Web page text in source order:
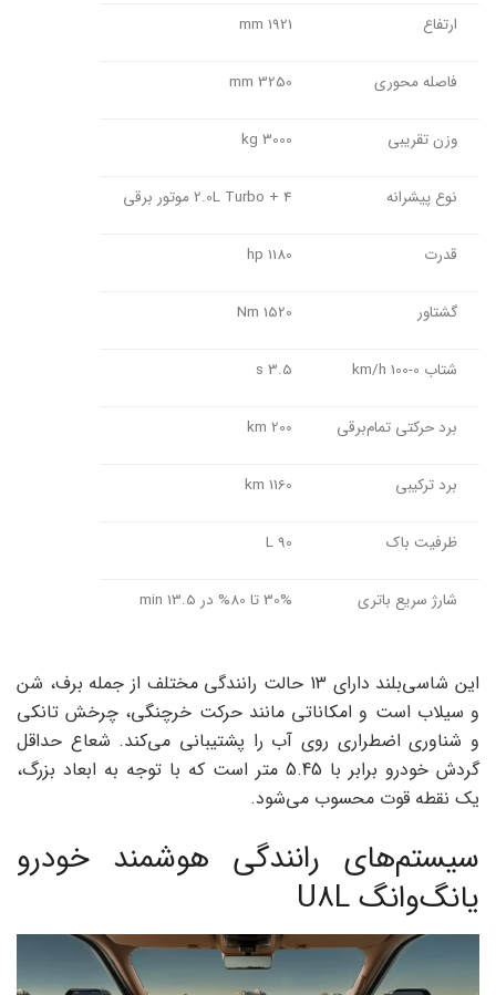
ارتفاع 1921 mm
فاصله محوری 3250 mm
وزن تقریبی 3000 kg
نوع پیشرانه 2.0L Turbo + 4 موتور برقی
قدرت 1180 hp
گشتاور 1520 Nm
شتاب 0-100 km/h 3.5 s
برد حرکتی تمام‌برقی 200 km
برد ترکیبی 1160 km
ظرفیت باک 90 L
شارژ سریع باتری 30% تا 80% در 13.5 min
این شاسی‌بلند دارای 13 حالت رانندگی مختلف از جمله برف، شن
و سیلاب است و امکاناتی مانند حرکت خرچنگی، چرخش تانکی
و شناوری اضطراری روی آب را پشتیبانی می‌کند. شعاع حداقل
گردش خودرو برابر با 5.45 متر است که با توجه به ابعاد بزرگ،
یک نقطه قوت محسوب می‌شود.
سیستم‌های رانندگی هوشمند خودرو
یانگ‌وانگ U8L